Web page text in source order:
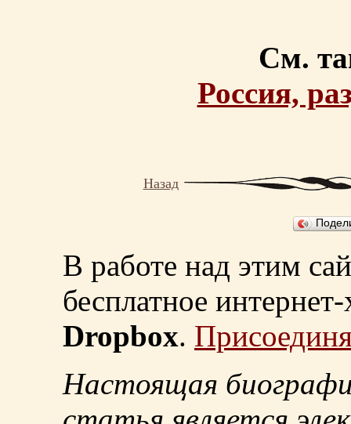
См.
Россия,
Назад
В работе над этим
бесплатное
Dropbox.
Настоящая